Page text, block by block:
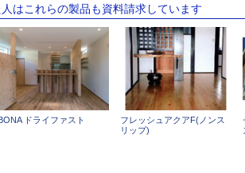
はこれらの製品も資料請求しています
ドライファスト
フレッシュアクアF(ノンス
リップ)